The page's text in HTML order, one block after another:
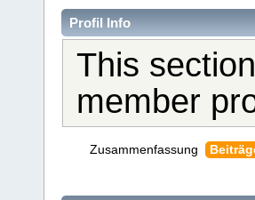
Profil Info
This
member
Zusammenfassung